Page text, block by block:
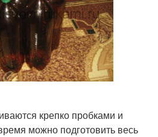
крепко пробками и
можно подготовить весь